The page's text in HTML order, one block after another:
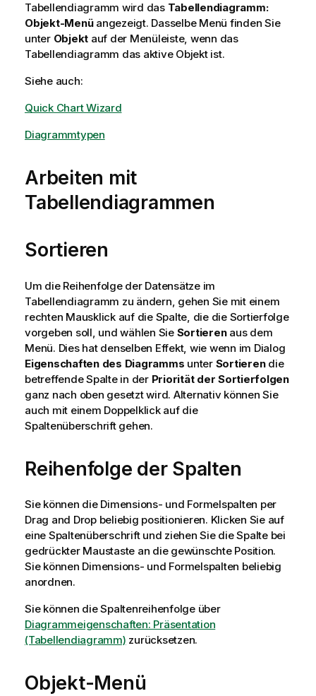
Tabellendiagramm wird das Tabellendiagramm:
Objekt-Menüangezeigt. Dasselbe Menü finden Sie
unter Objekt auf der Menüleiste, wenn das
Tabellendiagramm das aktive Objekt ist.
Siehe auch:
Quick Chart Wizard
Diagrammtypen
Arbeiten mit
Tabellendiagrammen
Sortieren
Um die Reihenfolge der Datensätze im
Tabellendiagramm zu ändern, gehen Sie mit einem
rechten Mausklick auf die Spalte, die die Sortierfolge
vorgeben soll, und wählen Sie Sortieren aus dem
Menü. Dies hat denselben Effekt, wie wenn im Dialog
Eigenschaften des Diagramms unter Sortieren die
betreffende Spalte in der Priorität der Sortierfolgen
ganz nach oben gesetzt wird. Alternativ können Sie
auch mit einem Doppelklick auf die
Spaltenüberschrift gehen.
Reihenfolge der Spalten
Sie können die Dimensions- und Formelspalten per
Drag and Drop beliebig positionieren. Klicken Sie auf
eine Spaltenüberschrift und ziehen Sie die Spalte bei
gedrückter Maustaste an die gewünschte Position.
Sie können Dimensions- und Formelspalten beliebig
anordnen.
Sie können die Spaltenreihenfolge über
Diagrammeigenschaften: Präsentation
(Tabellendiagramm) zurücksetzen.
Objekt-Menü